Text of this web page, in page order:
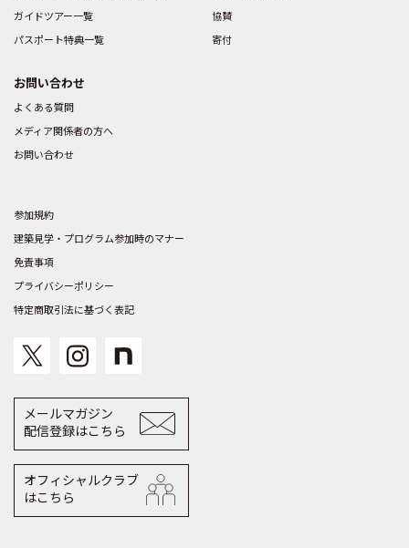
ガイドツアー一覧
パスポート特典一覧
協賛
寄付
お問い合わせ
よくある質問
メディア関係者の方へ
お問い合わせ
参加規約
建築見学・プログラム参加時のマナー
免責事項
プライバシーポリシー
特定商取引法に基づく表記
メールマガジン
配信登録はこちら
オフィシャルクラブ
はこちら